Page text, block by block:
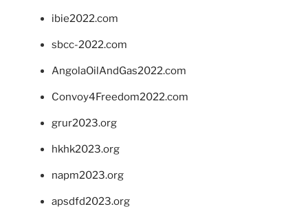
ibie2022.com
sbcc-2022.com
AngolaOilAndGas2022.com
Convoy4Freedom2022.com
grur2023.org
hkhk2023.org
napm2023.org
apsdfd2023.org